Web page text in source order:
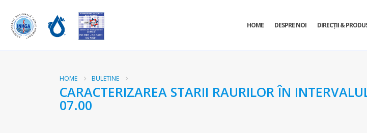
HOME DESPRE NOI DIRECŢII &
HOME BULETINE
CARACTERIZAREA STARII RAURILOR ÎN
07.00